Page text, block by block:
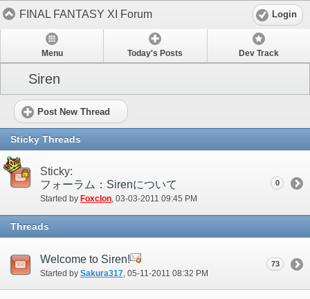
FINAL FANTASY XI Forum Login
Menu Today's Posts Dev Track
Siren
Post New Thread
Sticky Threads
Sticky:
フォーラム：Sirenについて
Started by Foxclon‎, 03-03-2011 09:45 PM
0
Threads
Welcome to Siren!
Started by Sakura317 ‎, 05-11-2011 08:32 PM
73